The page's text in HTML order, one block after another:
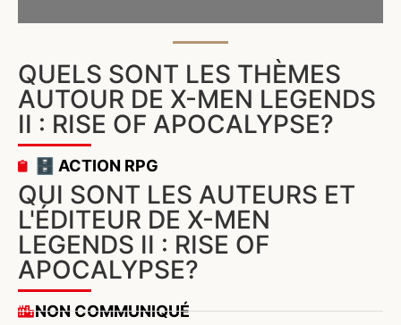
QUELS SONT LES THÈMES
AUTOUR DE X-MEN LEGENDS
II : RISE OF APOCALYPSE?
🗄️ ACTION RPG
QUI SONT LES AUTEURS ET
L'ÉDITEUR DE X-MEN
LEGENDS II : RISE OF
APOCALYPSE?
NON COMMUNIQUÉ